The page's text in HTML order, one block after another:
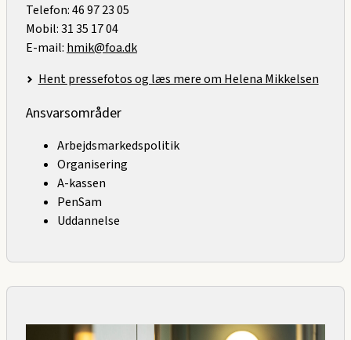
Telefon: 46 97 23 05
Mobil: 31 35 17 04
E-mail: hmik@foa.dk
Hent pressefotos og læs mere om Helena Mikkelsen
Ansvarsområder
Arbejdsmarkedspolitik
Organisering
A-kassen
PenSam
Uddannelse